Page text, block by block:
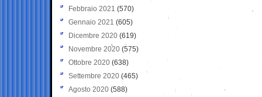
Febbraio 2021 (570)
Gennaio 2021 (605)
Dicembre 2020 (619)
Novembre 2020 (575)
Ottobre 2020 (638)
Settembre 2020(465)
Agosto 2020 (588)